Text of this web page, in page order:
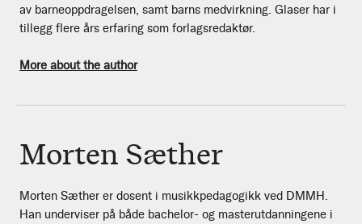
av barneoppdragelsen, samt barns medvirkning. Glaser har i
tillegg flere års erfaring som forlagsredaktør.
More about the author
Morten Sæther
Morten Sæther er dosent i musikkpedagogikk ved DMMH.
Han underviser på både bachelor- og masterutdanningene i